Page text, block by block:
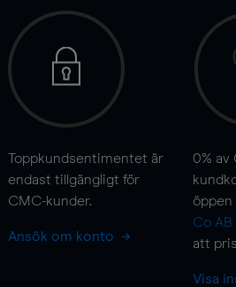
Toppkundsentimentet är
endast tillgängligt för
CMC-kunder.
Ansök om konto
0% av
öppen
Co AB
att
Visa